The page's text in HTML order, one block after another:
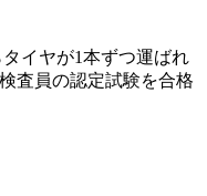
イヤが1本ずつ運ばれ
査員の認定試験を合格